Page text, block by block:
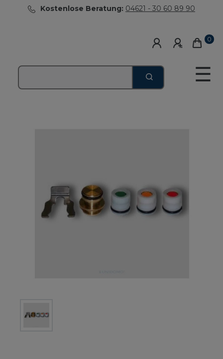
Kostenlose Beratung: 04621 - 30 60 89 90
0
☰